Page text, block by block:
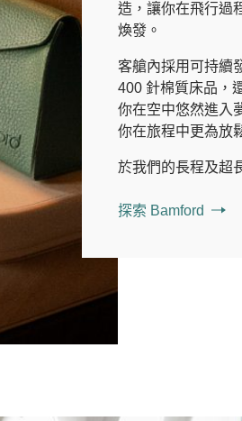
造，讓你在飛行過
煥發。
客艙內採用可持續
400 針棉質床品，
你在空中悠然進入
你在旅程中更為放
於我們的長程及超
探索 Bamford